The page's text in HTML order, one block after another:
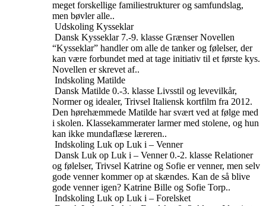
meget forskellige familiestrukturer og samfundslag,
men bøvler alle..
Udskoling Kysseklar
Dansk Kysseklar 7.-9. klasse Grænser Novellen
“Kysseklar” handler om alle de tanker og følelser, der
kan være forbundet med at tage initiativ til et første kys.
Novellen er skrevet af..
Indskoling Matilde
Dansk Matilde 0.-3. klasse Livsstil og levevilkår,
Normer og idealer, Trivsel Italiensk kortfilm fra 2012.
Den hørehæmmede Matilde har svært ved at følge med
i skolen. Klassekammerater larmer med stolene, og hun
kan ikke mundaflæse læreren..
Indskoling Luk op Luk i – Venner
Dansk Luk op Luk i – Venner 0.-2. klasse Relationer
og følelser, Trivsel Katrine og Sofie er venner, men selv
gode venner kommer op at skændes. Kan de så blive
gode venner igen? Katrine Bille og Sofie Torp..
Indskoling Luk op Luk i – Forelsket